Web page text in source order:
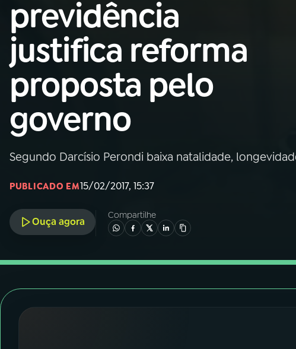
01INÍCIO
02A RÁDIO
03 PROGRAMAÇÃO
04PROGRAMAS
previdência
justifica reforma
proposta pelo
governo
Segundo Darcísio Perondi baixa natalidade,
PUBLICADO EM15/02/2017, 15:37
Ouça agora
Compartilhe